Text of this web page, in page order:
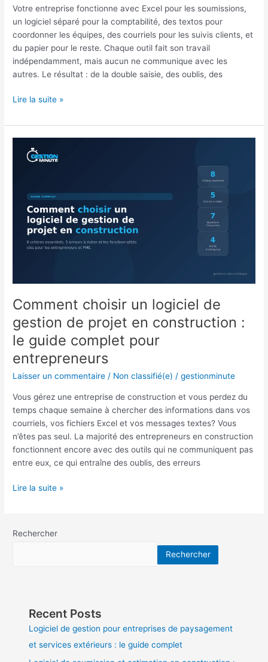
Votre entreprise fonctionne avec Excel pour les soumissions,
un logiciel séparé pour la comptabilité, des textos pour
coordonner les équipes, des courriels pour les suivis clients, et
du papier pour le reste. Chaque outil fait son travail
indépendamment, mais aucun ne communique avec les
autres. Le résultat : de la double saisie, des oublis, des
Lire la suite »
Comment choisir un logiciel de
gestion de projet en construction :
le guide complet pour
entrepreneurs
Laisser un commentaire / Non classifié(e) /gestionminute
Vous gérez une entreprise de construction et vous perdez du
temps chaque semaine à chercher des informations dans vos
courriels, vos fichiers Excel et vos messages textes? Vous
n’êtes pas seul. La majorité des entrepreneurs en construction
fonctionnent encore avec des outils qui ne communiquent pas
entre eux, ce qui entraîne des oublis, des erreurs
choisir
gestion
projet
guide
complet
pour
entrepreneurs
Lire la suite »
Rechercher
Rechercher
Recent Posts
Logiciel de gestion pour entreprises de paysagement
et services extérieurs : le guide complet